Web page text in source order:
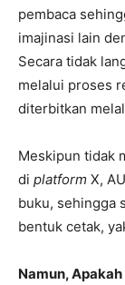
pembaca
imajinasi lain
Secara tidak
melalui proses
diterbitkan
Meskipun tidak
di platform X,
buku, sehingga
bentuk cetak,
Namun,